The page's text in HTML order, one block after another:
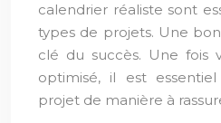
calendrier réaliste sont
types de projets. Une
clé du succès. Une fois
optimisé, il est
projet de manière à